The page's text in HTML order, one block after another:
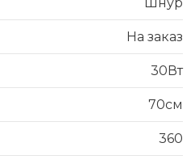
На заказ
30Вт
70см
360